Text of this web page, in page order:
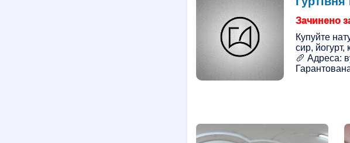
Зачинено
Купуйте
сир, йогурт,
🥖 Адреса: